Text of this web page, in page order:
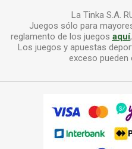
La Tinka S.A.
Juegos sólo para
reglamento de los juegos aquí
Los juegos y apuestas
exceso pueden